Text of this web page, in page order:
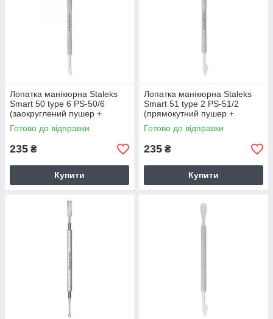
Лопатка манікюрна Staleks
Smart 50 type 6 PS-50/6
(заокруглений пушер +
лопать відігнута)
Готово до відправки
235 ₴
Купити
Лопатка манікюрна Staleks
Smart 51 type 2 PS-51/2
(прямокутний пушер +
топірець PE-11/2)
Готово до відправки
235 ₴
Купити